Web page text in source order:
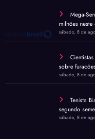
Mega-
milhões
sábado, 8 de
sobre
sábado, 8 de
Tenista
segundo
sábado, 8 de